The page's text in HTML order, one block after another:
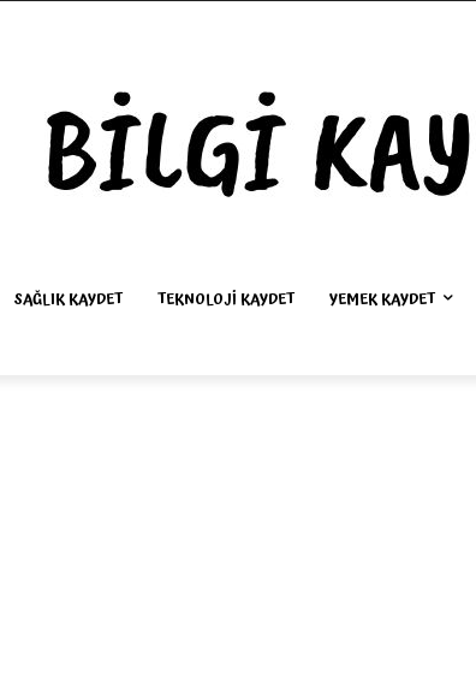
SAĞLIK KAYDET TEKNOLOJI KAYDET YEMEK KAYDET